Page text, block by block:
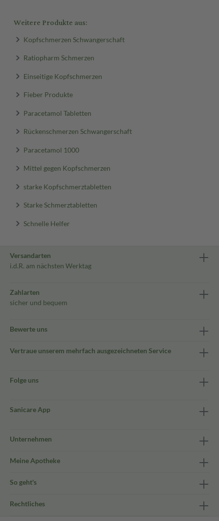
Weitere Produkte aus:
Kopfschmerzen Schwangerschaft
Ratiopharm Schmerzen
Einseitige Kopfschmerzen
Fieber Produkte
Paracetamol Tabletten
Rückenschmerzen Schwangerschaft
Paracetamol 1000
Mittel gegen Kopfschmerzen
starke Kopfschmerztabletten
Starke Schmerztabletten
Schnelle Helfer
Versandarten
i.d.R. am nächsten Werktag
Zahlarten
sicher und bequem
Bewerte uns
Vertraue unserem mehrfach ausgezeichneten Service
Folge uns
Sanicare App
Unternehmen
Meine Apotheke
So geht's
Rechtliches